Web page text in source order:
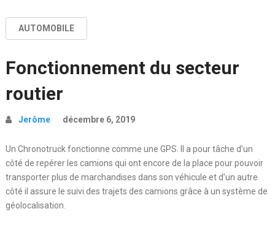
AUTOMOBILE
Fonctionnement du secteur
routier
Jerôme décembre 6, 2019
Un Chronotruck fonctionne comme une GPS. Il a pour tâche d’un
côté de repérer les camions qui ont encore de la place pour pouvoir
transporter plus de marchandises dans son véhicule et d’un autre
côté il assure le suivi des trajets des camions grâce à un système de
géolocalisation.